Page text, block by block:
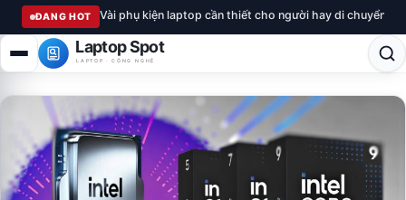
ĐANG HOT Vài phụ kiện laptop cần thiết cho người hay di chuyển
Laptop Spot
LAPTOP · CÔNG NGHỆ